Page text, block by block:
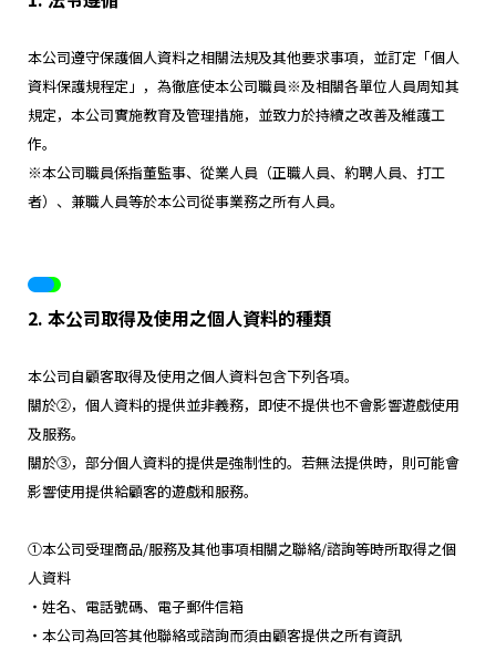
本公司遵守保護個人資料之相關法規及其他要求事項，並訂定「個人
資料保護規程定」，為徹底使本公司職員※及相關各單位人員周知其
規定，本公司實施教育及管理措施，並致力於持續之改善及維護工
作。
※本公司職員係指董監事、從業人員（正職人員、約聘人員、打工
者）、兼職人員等於本公司從事業務之所有人員。
2. 本公司取得及使用之個人資料的種類
本公司自顧客取得及使用之個人資料包含下列各項。
關於②，個人資料的提供並非義務，即使不提供也不會影響遊戲使用
及服務。
關於③，部分個人資料的提供是強制性的。若無法提供時，則可能會
影響使用提供給顧客的遊戲和服務。
①本公司受理商品/服務及其他事項相關之聯絡/諮詢等時所取得之個
人資料
・姓名、電話號碼、電子郵件信箱
・本公司為回答其他聯絡或諮詢而須由顧客提供之所有資訊